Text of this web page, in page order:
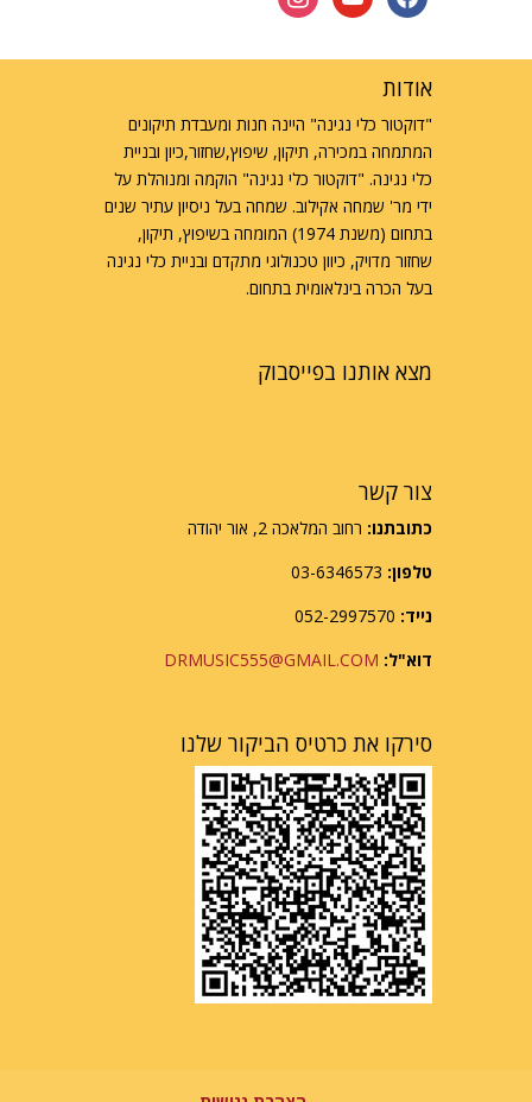
אודות
"דוקטור כלי נגינה" היינה חנות ומעבדת תיקונים
המתמחה במכירה, תיקון, שיפוץ,שחזור,כיון ובניית
כלי נגינה. "דוקטור כלי נגינה" הוקמה ומנוהלת על
ידי מר' שמחה אקילוב. שמחה בעל ניסיון עתיר שנים
בתחום (משנת 1974) המומחה בשיפוץ, תיקון,
שחזור מדויק, כיוון טכנולוגי מתקדם ובניית כלי נגינה
בעל הכרה בינלאומית בתחום.
מצא אותנו בפייסבוק
צור קשר
כתובתנו: רחוב המלאכה 2, אור יהודה
טלפון:
נייד:
דוא"ל: DRMUSIC555@GMAIL.COM
סירקו את כרטיס הביקור שלנו